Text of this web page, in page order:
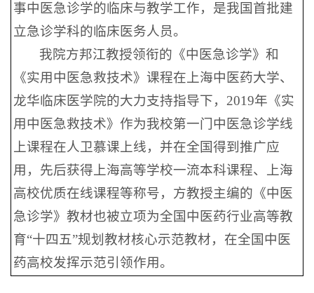
事中医急诊学的临床与教学工作，是我国首批建
立急诊学科的临床医务人员。
我院方邦江教授领衔的《中医急诊学》和
《实用中医急救技术》课程在上海中医药大学、
龙华临床医学院的大力支持指导下，2019年《实
用中医急救技术》作为我校第一门中医急诊学线
上课程在人卫慕课上线，并在全国得到推广应
用，先后获得上海高等学校一流本科课程、上海
高校优质在线课程等称号，方教授主编的《中医
急诊学》教材也被立项为全国中医药行业高等教
育“十四五”规划教材核心示范教材，在全国中医
药高校发挥示范引领作用。